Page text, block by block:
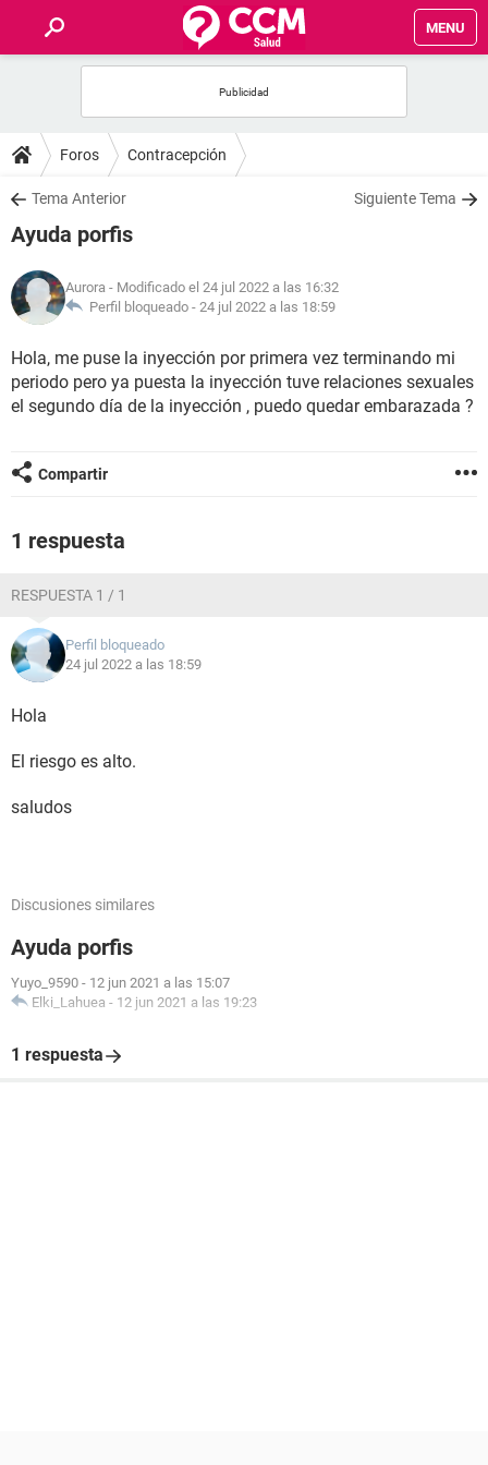
MENU
FOROS
SALUD
FAMILIA
NUTRICIÓN
BIENESTAR
SEXUALIDAD
GLOSARIO
Foros Contracepción
Tema Anterior Siguiente Tema
Ayuda porfis
Aurora - Modificado el 24 jul 2022 a las 16:32
Perfil bloqueado - 24 jul 2022 a las 18:59
Hola, me puse la inyección por primera vez terminando mi
periodo pero ya puesta la inyección tuve relaciones sexuales
el segundo día de la inyección , puedo quedar embarazada ?
Compartir
1 respuesta
RESPUESTA 1 / 1
Perfil bloqueado
24 jul 2022 a las 18:59
Hola
El riesgo es alto.
saludos
Discusiones similares
Ayuda porfis
Yuyo_9590 - 12 jun 2021 a las 15:07
Elki_Lahuea - 12 jun 2021 a las 19:23
1 respuesta